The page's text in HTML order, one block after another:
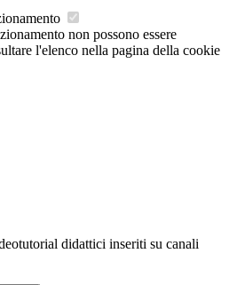
non possono essere
l'elenco nella pagina della cookie
didattici inseriti su canali